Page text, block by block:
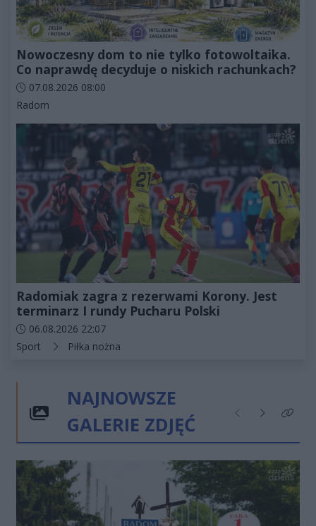
Nowoczesny dom to nie tylko fotowoltaika.
Co naprawdę decyduje o niskich rachunkach?
Data dodania artykułu:
07.08.2026 08:00
Kategorie artykułu:
Radom
Radomiak zagra z rezerwami Korony. Jest
terminarz I rundy Pucharu Polski
Data dodania artykułu:
06.08.2026 22:07
Kategorie artykułu:
Sport Piłka nożna
NAJNOWSZE
GALERIE ZDJĘĆ
Poprzednie
NastępneKliknij